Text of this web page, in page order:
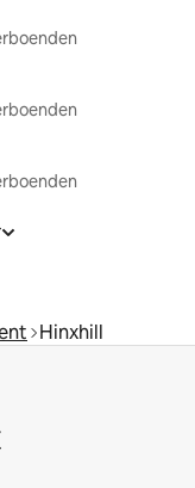
Hinxhill